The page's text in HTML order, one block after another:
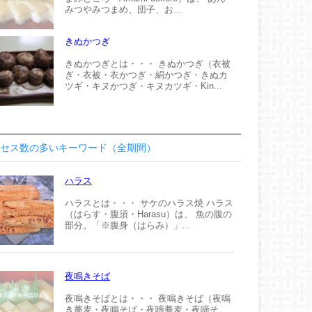
みつやみつまめ、団子、お...
きぬかつぎ
きぬかつぎとは・・・ きぬかつぎ（衣被
ぎ・衣被・衣かつぎ・絹かつぎ・きぬカ
ツギ・キヌかつぎ・キヌカツギ・Kin...
ス数の多いキーワード（全期間）
ハラス
ハラスとは・・・ サケのハラス焼 ハラス
（はらす・腹須・Harasu）は、 魚の腹の
部分。「※腹身（はらみ）」...
夜鳴きそば
夜鳴きそばとは・・・ 夜鳴きそば（夜鳴
き蕎麦・夜鳴そば・夜啼蕎麦・夜啼そ